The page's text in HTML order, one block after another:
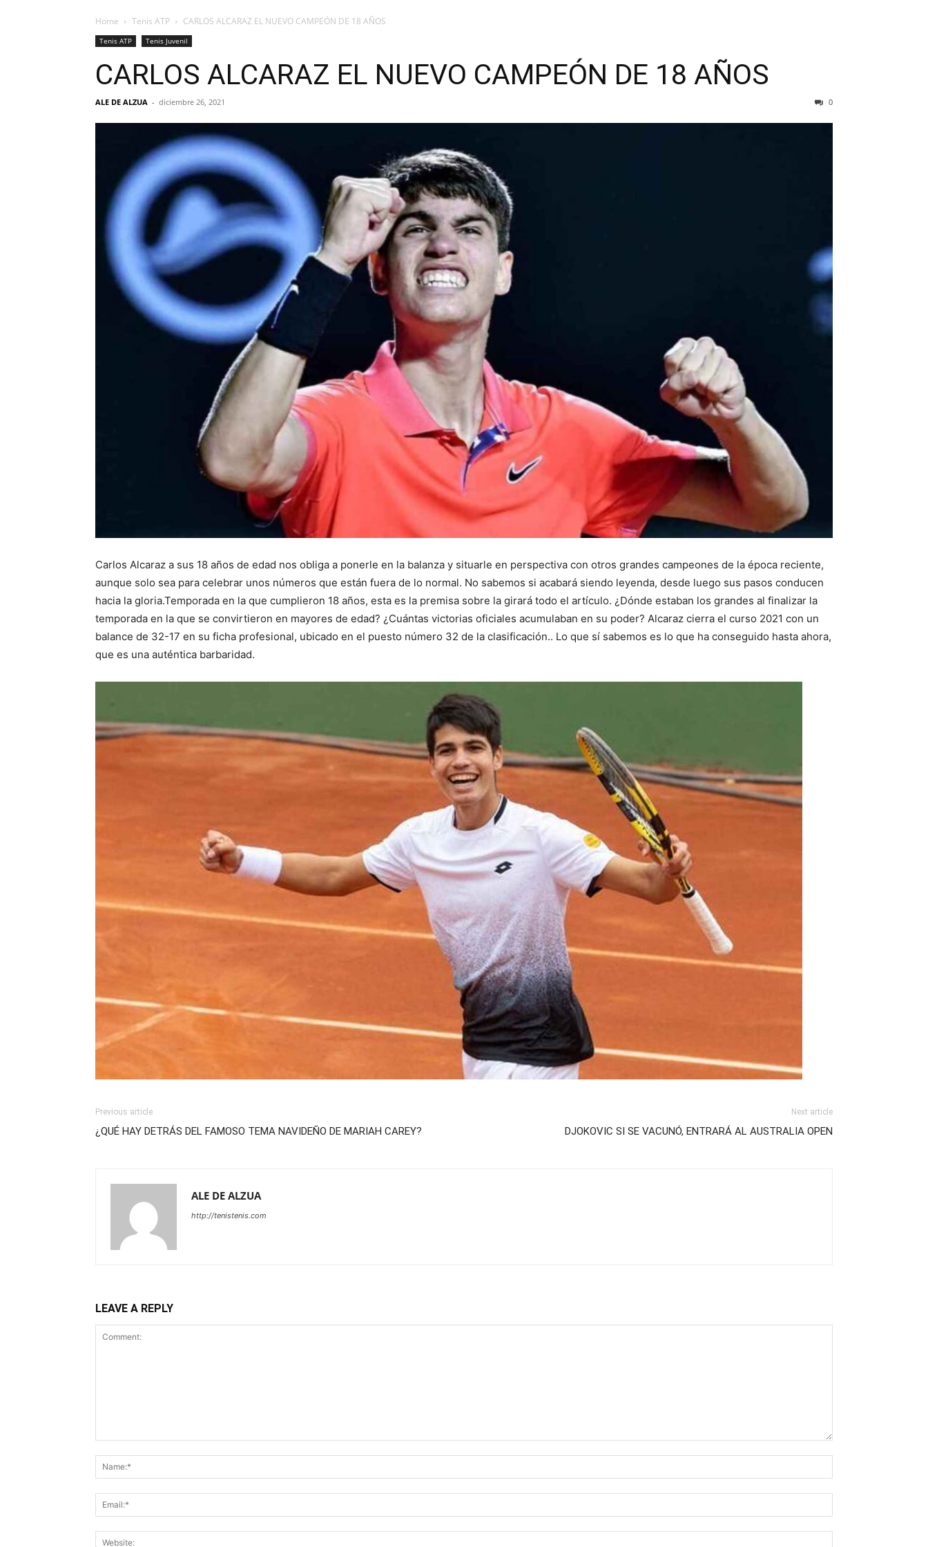
Home Tenis ATP CARLOS ALCARAZ EL NUEVO CAMPEÓN DE 18 AÑOS
Tenis ATP Tenis Juvenil
CARLOS ALCARAZ EL NUEVO CAMPEÓN DE 18 AÑOS
ALE DE ALZUA - diciembre 26, 2021 0
Carlos Alcaraz a sus 18 años de edad nos obliga a ponerle en la balanza y situarle en perspectiva con otros grandes campeones de la época reciente,
aunque solo sea para celebrar unos números que están fuera de lo normal. No sabemos si acabará siendo leyenda, desde luego sus pasos conducen
hacia la gloria.Temporada en la que cumplieron 18 años, esta es la premisa sobre la girará todo el artículo. ¿Dónde estaban los grandes al finalizar la
temporada en la que se convirtieron en mayores de edad? ¿Cuántas victorias oficiales acumulaban en su poder? Alcaraz cierra el curso 2021 con un
balance de 32-17 en su ficha profesional, ubicado en el puesto número 32 de la clasificación.. Lo que sí sabemos es lo que ha conseguido hasta ahora,
que es una auténtica barbaridad.
Previous article
¿QUÉ HAY DETRÁS DEL FAMOSO TEMA NAVIDEÑO DE MARIAH CAREY?
Next article
DJOKOVIC SI SE VACUNÓ, ENTRARÁ AL AUSTRALIA OPEN
ALE DE ALZUA
http://tenistenis.com
LEAVE A REPLY